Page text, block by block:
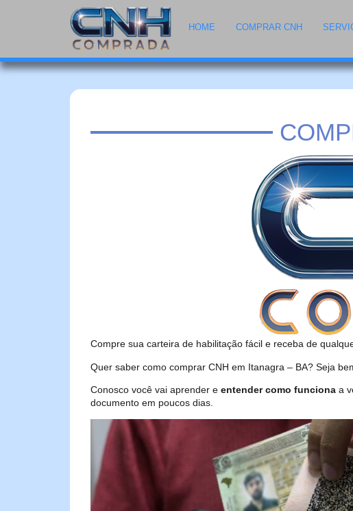
HOME COMPRAR CNH
Compre sua carteira de habilitação fácil e receba de
Quer saber como comprar CNH em Itanagra – BA? Seja
Conosco você vai aprender e entender como funciona a
documento em poucos dias.